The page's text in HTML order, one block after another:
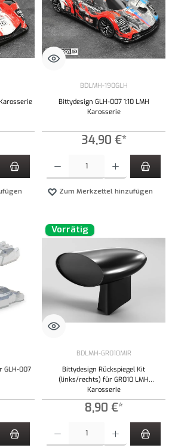
BDLMH-190GLH
Bittydesign GLH-007 1:10 LMH
Karosserie
34,90 €*
Zum Merkzettel hinzufügen
GLH-007
Vorrätig
BDLMH-GR010MIR
Bittydesign Rückspiegel Kit
(links/rechts) für GR010 LMH
Karosserie
8,90 €*